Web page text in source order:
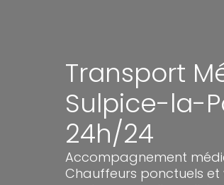
Transport
Sulpice-la-
24h/24
Accompagnement
Chauffeurs ponctuels